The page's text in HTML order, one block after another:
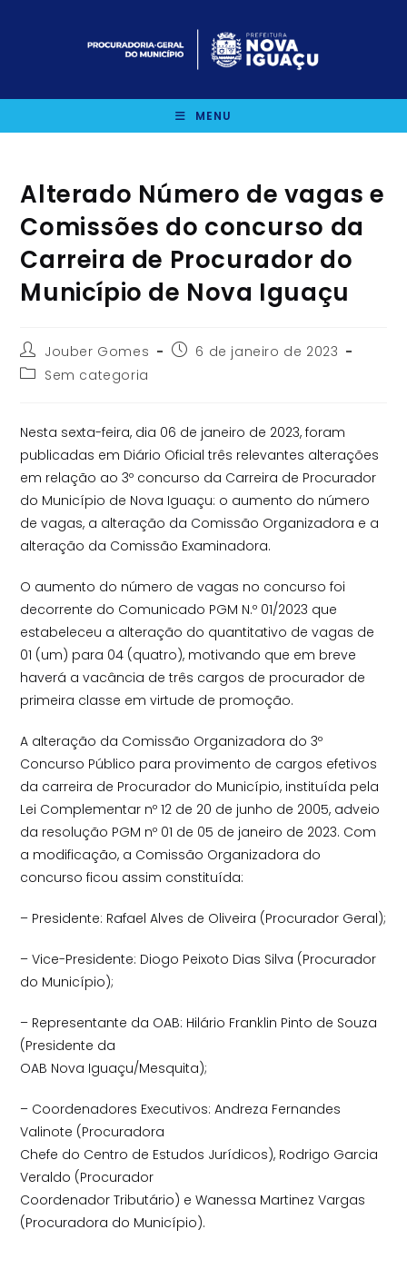
MENU
Alterado Número de vagas e
Comissões do concurso da
Carreira de Procurador do
Município de Nova Iguaçu
Autor
do
post:
Jouber Gomes
Post
publicado:
6 de janeiro de 2023
Categoria
Sem categoria
Nesta sexta-feira, dia 06 de janeiro de 2023, foram
publicadas em Diário Oficial três relevantes alterações
em relação ao 3º concurso da Carreira de Procurador
do Município de Nova Iguaçu: o aumento do número
de vagas, a alteração da Comissão Organizadora e a
alteração da Comissão Examinadora.
O aumento do número de vagas no concurso foi
decorrente do Comunicado PGM N.º 01/2023 que
estabeleceu a alteração do quantitativo de vagas de
01 (um) para 04 (quatro), motivando que em breve
haverá a vacância de três cargos de procurador de
primeira classe em virtude de promoção.
A alteração da Comissão Organizadora do 3º
Concurso Público para provimento de cargos efetivos
da carreira de Procurador do Município, instituída pela
Lei Complementar nº 12 de 20 de junho de 2005, adveio
da resolução PGM nº 01 de 05 de janeiro de 2023. Com
a modificação, a Comissão Organizadora do
concurso ficou assim constituída:
– Presidente: Rafael Alves de Oliveira (Procurador Geral);
– Vice-Presidente: Diogo Peixoto Dias Silva (Procurador
do Município);
– Representante da OAB: Hilário Franklin Pinto de Souza
(Presidente da
OAB Nova Iguaçu/Mesquita);
– Coordenadores Executivos: Andreza Fernandes
Valinote (Procuradora
Chefe do Centro de Estudos Jurídicos), Rodrigo Garcia
Veraldo (Procurador
Coordenador Tributário) e Wanessa Martinez Vargas
(Procuradora do Município).